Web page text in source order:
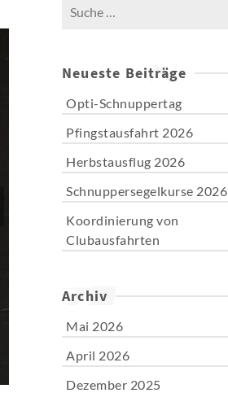
Search
Neueste Beiträge
Opti-Schnuppertag
Pfingstausfahrt 2026
Herbstausflug 2026
Schnuppersegelkurse 2026
Koordinierung von
Clubausfahrten
Archiv
Mai 2026
April 2026
Dezember 2025